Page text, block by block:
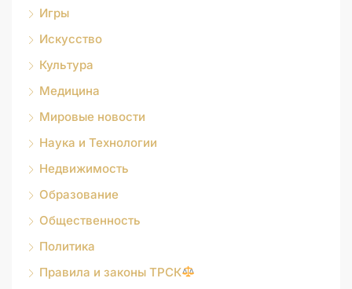
Игры
Искусство
Культура
Медицина
Мировые новости
Наука и Технологии
Недвижимость
Образование
Общественность
Политика
Правила и законы ТРСК